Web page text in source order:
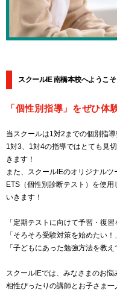
スクールIE 南橋本校へようこそ
「個性別指導」をぜひ体
当スクールは1対2までの個別指導
1対3、1対4の指導ではとても見
きます！
また、スクールIEのオリジナルツ
ETS（個性別診断テスト）を使
いきます！
「定期テストに向けて予習・復習
「そろそろ受験対策を始めたい！」
「子どもにあった勉強方法を教
スクールIEでは、みなさまのお悩
相性ぴったりの講師とお子さま